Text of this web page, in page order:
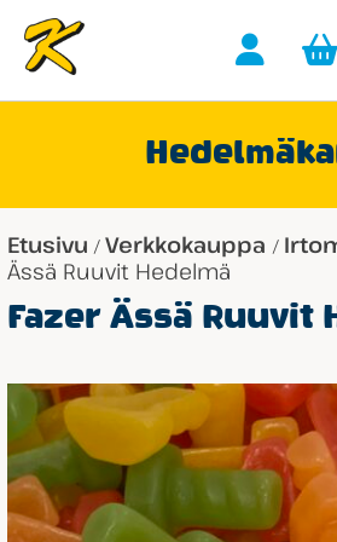
Etusivu / Verkkokauppa /
Ässä Ruuvit Hedelmä
Fazer Ässä Ruuvit